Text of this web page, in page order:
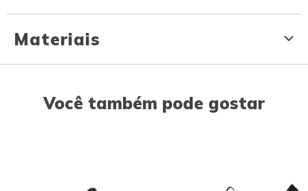
Materiais
Você também pode gostar